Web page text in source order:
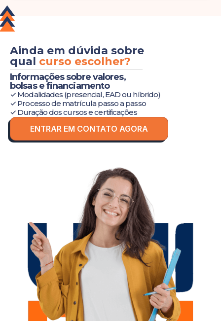
Ainda em dúvida sobre
qual curso escolher?
Informações sobre valores,
bolsas e financiamento
✓ Modalidades (presencial, EAD ou híbrido)
✓ Processo de matrícula passo a passo
✓ Duração dos cursos e certificações
ENTRAR EM CONTATO AGORA